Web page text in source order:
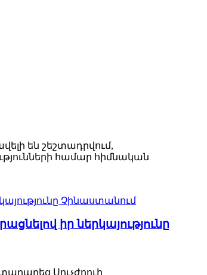
են շեշտադրվում,
համար հիմնական
իր ներկայությունը
Սուչժոուի